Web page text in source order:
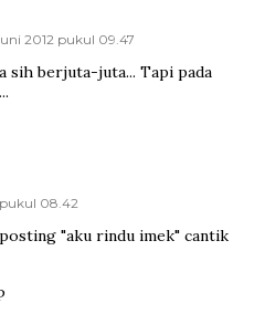
2012 pukul 09.47
sih berjuta-juta... Tapi pada
pukul 08.42
"aku rindu imek" cantik